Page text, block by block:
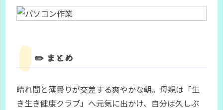
✏️ まとめ
晴れ間と薄曇りが交差する爽やかな朝。母親は「生
き生き健康クラブ」へ元気に出かけ、自分は久しぶ